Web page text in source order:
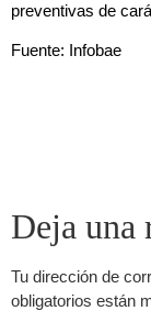
preventivas de
Fuente: Infobae
Deja una
Tu dirección de
obligatorios están